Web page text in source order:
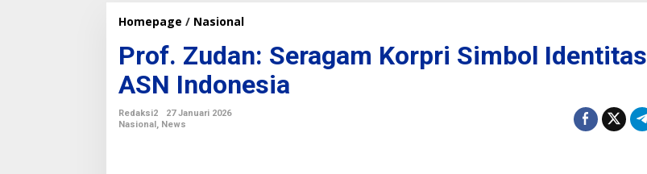
Homepage / Nasional
o
f
.
Z
Prof. Zudan: Seragam Korpri Simbol Identitas
ASN Indonesia
Redaksi2
27 Januari 2026
Nasional , News